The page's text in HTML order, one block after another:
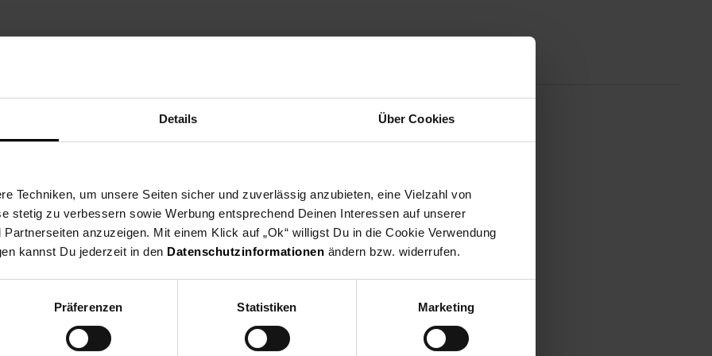
Details Über Cookies
Techniken, um unsere Seiten sicher und zuverlässig anzubieten, eine Vielzahl von
stetig zu verbessern sowie Werbung entsprechend Deinen Interessen auf unserer
anzuzeigen. Mit einem Klick auf „Ok“ willigst Du in die Cookie Verwendung
kannst Du jederzeit in den Datenschutzinformationen ändern bzw. widerrufen.
Präferenzen Statistiken Marketing
intensiveres Genusserlebnis zu bieten. Dabei hat sich herausgestellt, dass eine größere
dem Kelch nicht nur ein ansprechendes Erscheinungsbild, sondern vergrößert auch dessen
dem Wein, sich zu öffnen und sein volles Aroma zu entfalten – mit allen subtilen Nuancen.
& Gläser